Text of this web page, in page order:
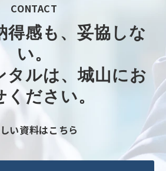
CONTACT
得感も、妥協しな
い。​
タルは、城山にお
ください。​
い資料はこちら